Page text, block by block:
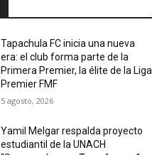
Tapachula FC inicia una nueva
era: el club forma parte de la
Primera Premier, la élite de la Liga
Premier FMF
5 agosto, 2026
Yamil Melgar respalda proyecto
estudiantil de la UNACH